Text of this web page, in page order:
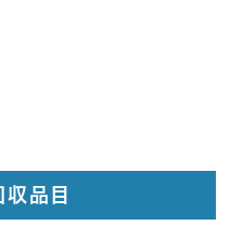
収品目